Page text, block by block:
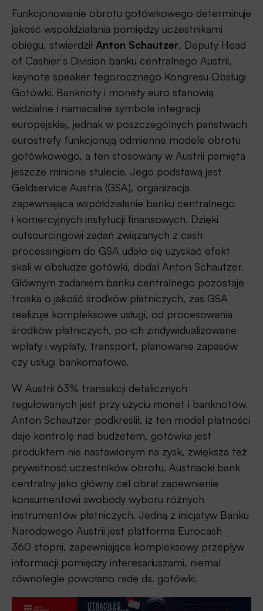
Funkcjonowanie obrotu gotówkowego determinuje
jakość współdziałania pomiędzy uczestnikami
obiegu, stwierdził Anton Schautzer, Deputy Head
of Cashier´s Division banku centralnego Austrii,
keynote speaker tegorocznego Kongresu Obsługi
Gotówki. Banknoty i monety euro stanowią
widzialne i namacalne symbole integracji
europejskiej, jednak w poszczególnych państwach
eurostrefy funkcjonują odmienne modele obrotu
gotówkowego, a ten stosowany w Austrii pamięta
jeszcze minione stulecie. Jego podstawą jest
Geldservice Austria (GSA), organizacja
zapewniająca współdziałanie banku centralnego
i komercyjnych instytucji finansowych. Dzięki
outsourcingowi zadań związanych z cash
processingiem do GSA udało się uzyskać efekt
skali w obsłudze gotówki, dodał Anton Schautzer.
Głównym zadaniem banku centralnego pozostaje
troska o jakość środków płatniczych, zaś GSA
realizuje kompleksowe usługi, od procesowania
środków płatniczych, po ich zindywidualizowane
wpłaty i wypłaty, transport, planowanie zapasów
czy usługi bankomatowe.
W Austrii 63% transakcji detalicznych
regulowanych jest przy użyciu monet i banknotów.
Anton Schautzer podkreślił, iż ten model płatności
daje kontrolę nad budżetem, gotówka jest
produktem nie nastawionym na zysk, zwiększa też
prywatność uczestników obrotu. Austriacki bank
centralny jako główny cel obrał zapewnienie
konsumentowi swobody wyboru różnych
instrumentów płatniczych. Jedną z inicjatyw Banku
Narodowego Austrii jest platforma Eurocash
360 stopni, zapewniająca kompleksowy przepływ
informacji pomiędzy interesariuszami, niemal
równolegle powołano radę ds. gotówki.